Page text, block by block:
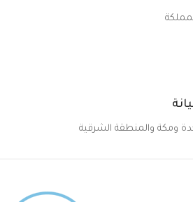
ومكة والمنطقة الشرقية